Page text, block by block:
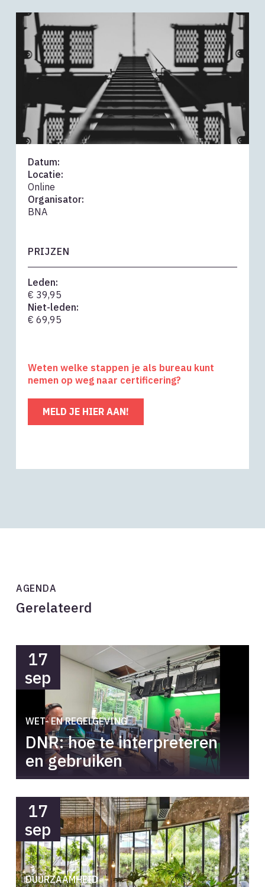
Datum:
Locatie:
Online
Organisator:
BNA
PRIJZEN
Leden:
€ 39,95
Niet-leden:
€ 69,95
Weten welke stappen je als bureau kunt
nemen op weg naar certificering?
MELD JE HIER AAN!
AGENDA
Gerelateerd
17
sep
WET- EN REGELGEVING
DNR: hoe te interpreteren
en gebruiken
17
sep
DUURZAAMHEID